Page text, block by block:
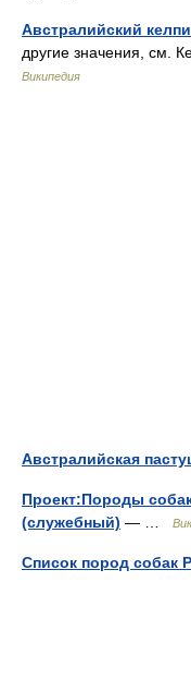
Австралийский келпи
другие значения, см.
Википедия
Австралийская
Проект:Породы
(служебный) — …
Список пород собак